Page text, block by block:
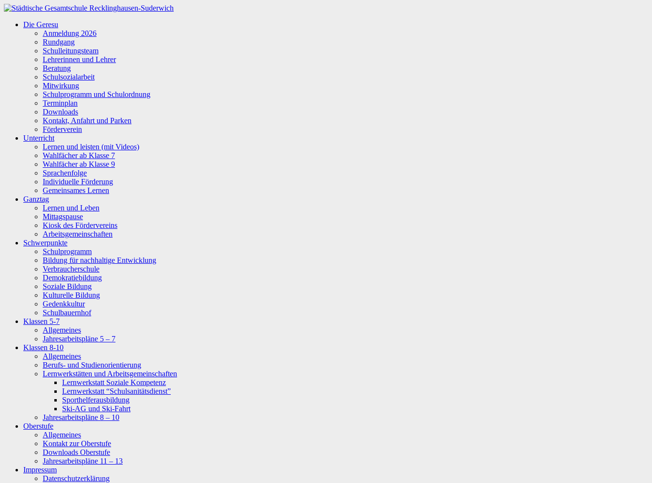
Zum
springen
Städtische
Gesamtschule
Recklinghausen-
Suderwich
Die Geresu
Anmeldung 2026
Rundgang
Schulleitungsteam
Lehrerinnen und Lehrer
Beratung
Schulsozialarbeit
Mitwirkung
Schulprogramm und Schulordnung
Terminplan
Downloads
Kontakt, Anfahrt und Parken
Förderverein
Unterricht
Lernen und leisten (mit Videos)
Wahlfächer ab Klasse 7
Wahlfächer ab Klasse 9
Sprachenfolge
Individuelle Förderung
Gemeinsames Lernen
Ganztag
Lernen und Leben
Mittagspause
Kiosk des Fördervereins
Arbeitsgemeinschaften
Schwerpunkte
Schulprogramm
Bildung für nachhaltige Entwicklung
Verbraucherschule
Demokratiebildung
Soziale Bildung
Kulturelle Bildung
Gedenkkultur
Schulbauernhof
Klassen 5-7
Allgemeines
Jahresarbeitspläne 5 – 7
Klassen 8-10
Allgemeines
Berufs- und Studienorientierung
Lernwerkstätten und Arbeitsgemeinschaften
Lernwerkstatt Soziale Kompetenz
Lernwerkstatt “Schulsanitätsdienst”
Sporthelferausbildung
Ski-AG und Ski-Fahrt
Jahresarbeitspläne 8 – 10
Oberstufe
Allgemeines
Kontakt zur Oberstufe
Downloads Oberstufe
Jahresarbeitspläne 11 – 13
Impressum
Datenschutzerklärung